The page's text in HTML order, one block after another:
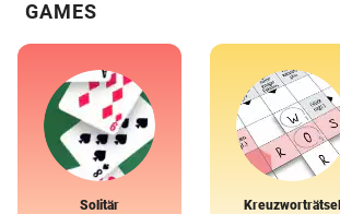
GAMES
Solitär Kreuzworträtsel